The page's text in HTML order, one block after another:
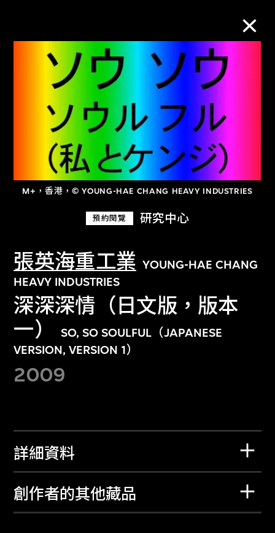
M+，香港，© YOUNG-HAE CHANG HEAVY INDUSTRIES
預約閱覽 研究中心
張英海重工業 YOUNG-HAE CHANG
HEAVY INDUSTRIES
深深深情（日文版，版本
一）
SO, SO SOULFUL（JAPANESE
VERSION, VERSION 1）
2009
詳細資料
創作者的其他藏品
M+藏品
進一步篩選
關於M+藏品
探索世界頂級的二十及二十一世紀視覺
文化藏品。